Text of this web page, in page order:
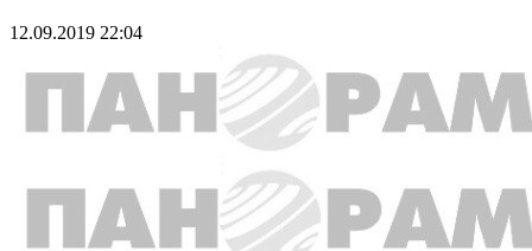
12.09.2019 22:04